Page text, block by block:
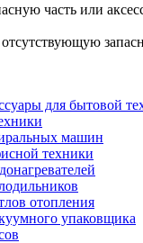
часть или
для бытовой
машин
техники
отопления
упаковщика